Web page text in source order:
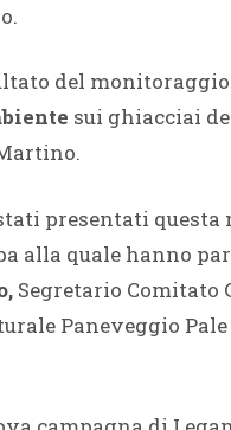
del
sui ghiacciai
presentati questa
alla quale hanno
Segretario Comitato
Paneveggio